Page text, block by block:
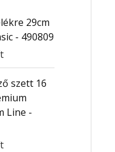
29cm
- 490809
szett 16
Line -